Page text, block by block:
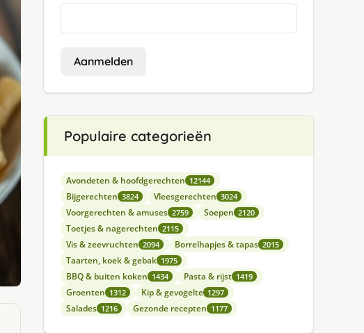
Aanmelden
Populaire categorieën
Avondeten & hoofdgerechten 12144
Bijgerechten 3824 Vleesgerechten 3024
Voorgerechten & amuses 2759 Soepen 2120
Toetjes & nagerechten 2115
Vis & zeevruchten 2094 Borrelhapjes & tapas 2015
Taarten, koek & gebak 1975
BBQ & buiten koken 1434 Pasta & rijst 1419
Groenten 1312 Kip & gevogelte 1297
Salades 1216 Gezonde recepten 1177